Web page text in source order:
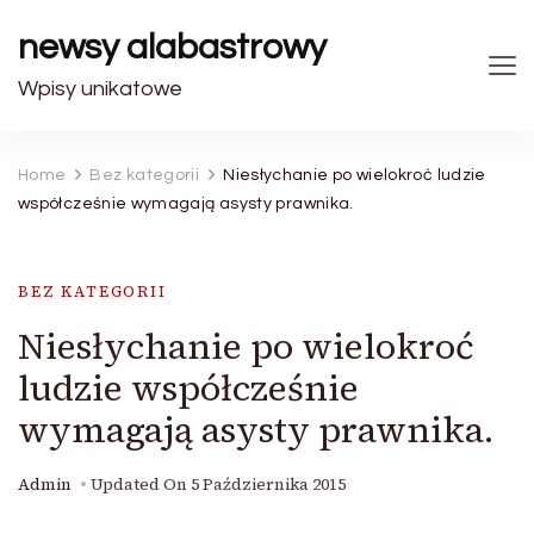
newsy alabastrowy
Wpisy unikatowe
Home Bez kategorii
Niesłychanie po wielokroć ludzie
współcześnie wymagają asysty prawnika.
BEZ KATEGORII
Niesłychanie po wielokroć
ludzie współcześnie
wymagają asysty prawnika.
Admin Updated On 5 Października 2015